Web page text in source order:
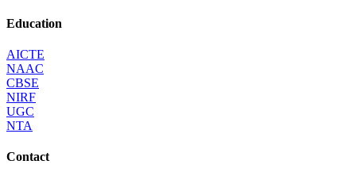
Education
AICTE
NAAC
CBSE
NIRF
UGC
NTA
Contact